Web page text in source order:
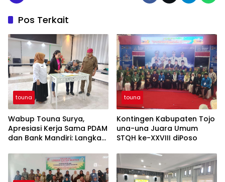
Pos Terkait
touna
Wabup Touna Surya,
Apresiasi Kerja Sama PDAM
dan Bank Mandiri: Langkah
Digital
touna
Kontingen Kabupaten Tojo
una-una Juara Umum
STQH ke-XXVIII diPoso